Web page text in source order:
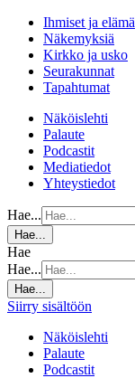
Ihmiset ja elämä
Näkemyksiä
Kirkko ja usko
Seurakunnat
Tapahtumat
Näköislehti
Palaute
Podcastit
Mediatiedot
Yhteystiedot
Hae...
Hae...
Hae
Hae...
Hae...
Siirry sisältöön
Näköislehti
Palaute
Podcastit